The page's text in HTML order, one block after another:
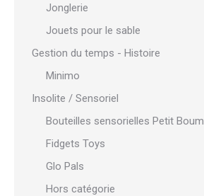
Jonglerie
Jouets pour le sable
Gestion du temps - Histoire
Minimo
Insolite / Sensoriel
Bouteilles sensorielles Petit Boum
Fidgets Toys
Glo Pals
Hors catégorie